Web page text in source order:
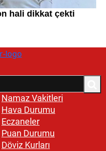
Namaz Vakitleri
Hava Durumu
Eczaneler
Puan Durumu
Döviz Kurları